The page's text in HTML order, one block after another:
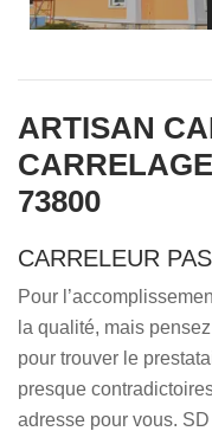
ARTISAN
73800
CARRELEUR
Pour
la qualité, mais
pour trouver le
presque
adresse pour vous.